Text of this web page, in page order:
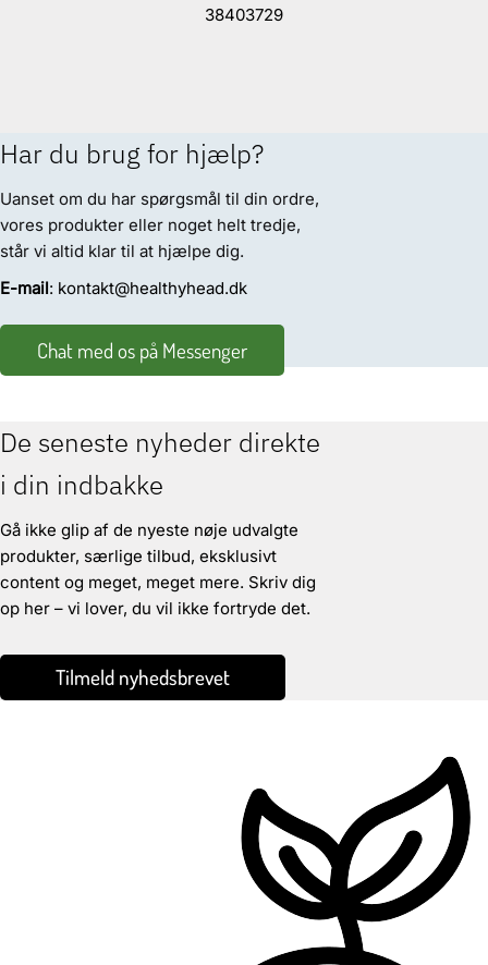
38403729
Har du brug for hjælp?
Uanset om du har spørgsmål til din ordre,
vores produkter eller noget helt tredje,
står vi altid klar til at hjælpe dig.
E-mail: kontakt@healthyhead.dk
Chat med os på Messenger
De seneste nyheder direkte
i din indbakke
Gå ikke glip af de nyeste nøje udvalgte
produkter, særlige tilbud, eksklusivt
content og meget, meget mere. Skriv dig
op her – vi lover, du vil ikke fortryde det.
Tilmeld nyhedsbrevet